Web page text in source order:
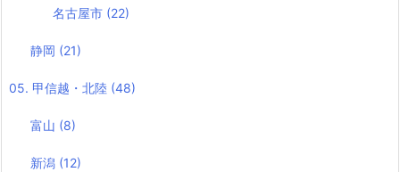
名古屋市 (22)
静岡 (21)
05. 甲信越・北陸 (48)
富山 (8)
新潟 (12)